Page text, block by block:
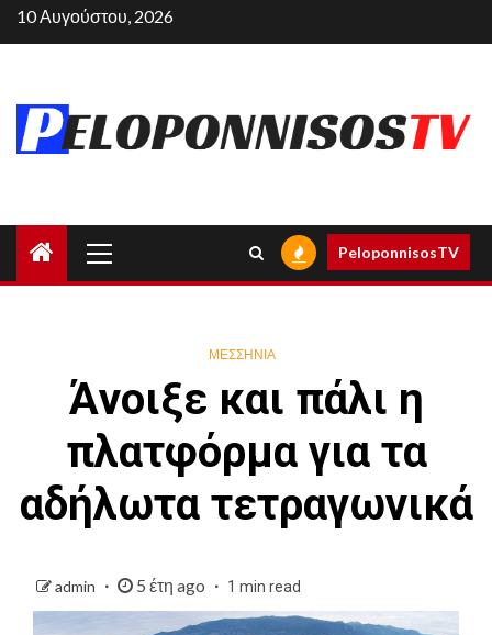
Skip
to
10 Αυγούστου, 2026
Menu
PeloponnisosTV
ΜΕΣΣΗΝΙΑ
Άνοιξε και πάλι η
πλατφόρμα για τα
αδήλωτα τετραγωνικά
admin 5 έτη ago 1 min read